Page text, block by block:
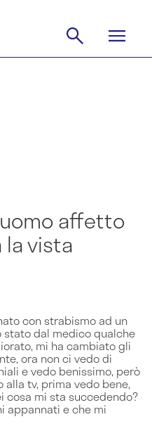
affetto
vista
con strabismo ad un
stato dal medico qualche
mi ha cambiato gli
ora non ci vedo di
e vedo benissimo, però
tv, prima vedo bene,
cosa mi sta succedendo?
appannati e che mi